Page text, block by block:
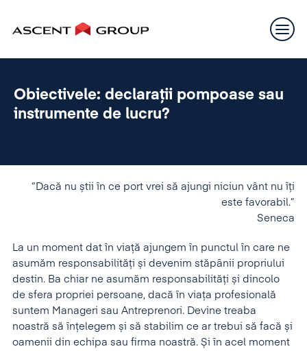
Obiectivele: declarații pompoase sau
instrumente de lucru?
“Dacă nu știi în ce port vrei să ajungi niciun vânt nu îți
este favorabil.”
Seneca
La un moment dat în viață ajungem în punctul în care ne
asumăm responsabilități și devenim stăpânii propriului
destin. Ba chiar ne asumăm responsabilități și dincolo
de sfera propriei persoane, dacă în viața profesională
suntem Manageri sau Antreprenori. Devine treaba
noastră să înțelegem și să stabilim ce ar trebui să facă și
oamenii din echipa sau firma noastră. Și în acel moment